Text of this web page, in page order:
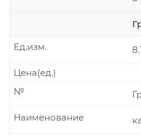
Ед.изм.
Цена(ед.)
№
Наименование